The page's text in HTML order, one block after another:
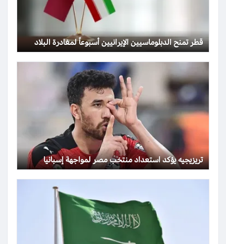
قطر تمنح الدبلوماسيين الإيرانيين أسبوعاً لمغادرة البلاد
تريزيجيه يؤكد استعداد منتخب مصر لمواجهة إسبانيا